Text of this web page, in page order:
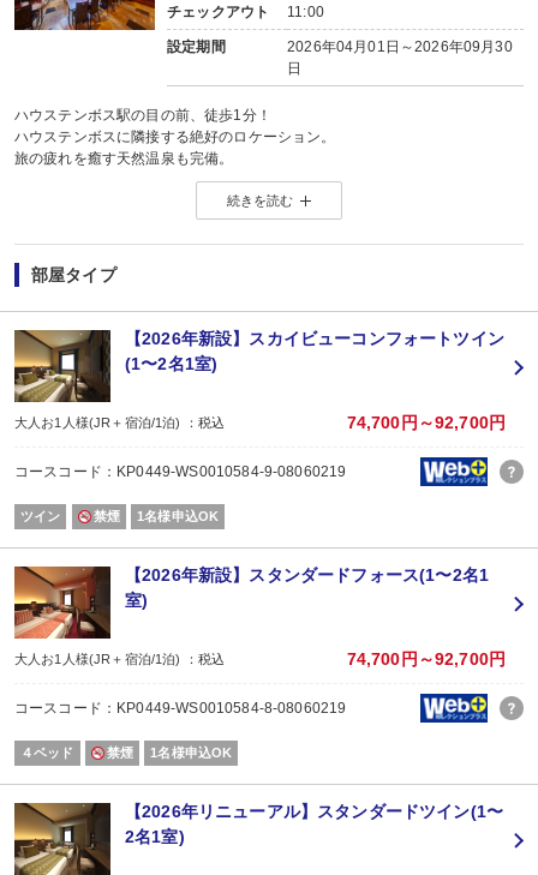
チェックアウト 11:00
設定期間
2026年04月01日～2026年09月30
日
ハウステンボス駅の目の前、徒歩1分！
ハウステンボスに隣接する絶好のロケーション。
旅の疲れを癒す天然温泉も完備。
40種類の和・洋・中華が食べ放題のディナービュッフェ
会場：ビュッフェレストラン「ビアゾン」
利用時間：17：30～21：30（入店終了 20：00）
※2部制 17：30又は19：30 事前にお知らせください。
ご指定が無い場合、お席の確保が難しい場合がございます。
＜朝食＞
会場：ビュッフェレストラン「ビアゾン」
■大浴場について（宿泊者無料）
ご宿泊のお客様は、6：00～24：00までご利用いただけます。
■駐車場について（宿泊者無料）
※チェックイン前から駐車可能。
※チェックアウト後は2000円を頂戴します。
■大型車駐車場（台数に限り有）有料
※事前にご予約が必要です。
改装工事のお知らせ
客室改装工事
■工事期間：2026年3月30日（月）～ 2026年7月13日（月）
■作業時間：午前10時 ～ 午後3時
騒音を伴う作業は、午前11時～午後3時
■工事場所：本館 客室エリア
続きを読む
部屋タイプ
【2026年新設】スカイビューコンフォートツイン
(1〜2名1室)
大人お1人様(JR＋宿泊/1泊) ：税込 74,700円～92,700円
コースコード：KP0449-WS0010584-9-08060219
ツイン 禁煙 1名様申込OK
【2026年新設】スタンダードフォース(1〜2名1
室)
大人お1人様(JR＋宿泊/1泊) ：税込 74,700円～92,700円
コースコード：KP0449-WS0010584-8-08060219
４ベッド 禁煙 1名様申込OK
【2026年リニューアル】スタンダードツイン(1〜
2名1室)